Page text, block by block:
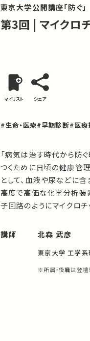
東京大学公開講座「防ぐ」
第3回 | マイクロ
マイリスト シェア
#生命・医療#早期診断#医療
「病気は治す時代から防
つくために日頃の健康管
として、血液や尿などに
高度で高価な化学分析装
子回路のようにマイクロ
講師 北森 武彦
東京大学 工学
※所属・役職は登壇